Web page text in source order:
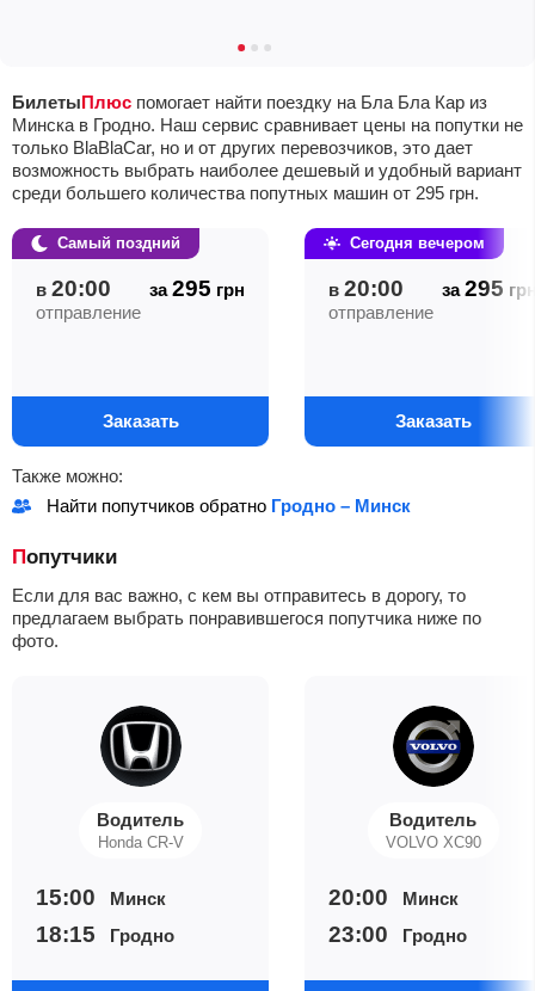
БилетыПлюс помогает найти поездку на Бла Бла Кар из
Минска в Гродно. Наш сервис сравнивает цены на попутки не
только BlaBlaCar, но и от других перевозчиков, это дает
возможность выбрать наиболее дешевый и удобный вариант
среди большего количества попутных машин от 295 грн.
в 20:00 за295 грн
отправление
Заказать
Самый поздний
в 20:00 за295
отправление
Заказать
Сегодня вечером
Также можно:
Найти попутчиков обратно Гродно – Минск
Попутчики
Если для вас важно, с кем вы отправитесь в дорогу, то
предлагаем выбрать понравившегося попутчика ниже по
фото.
Водитель
Honda CR-V
15:00 Минск
18:15 Гродно
Водитель
VOLVO XC90
20:00 Минск
23:00 Гродно